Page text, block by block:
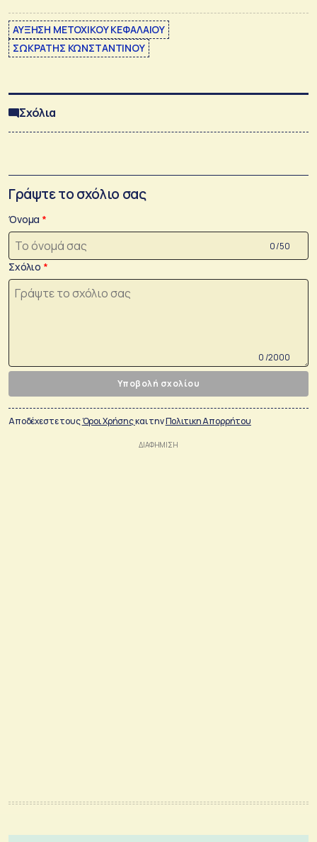
ΑΥΞΗΣΗ ΜΕΤΟΧΙΚΟΥ ΚΕΦΑΛΑΙΟΥ
ΣΩΚΡΑΤΗΣ ΚΩΝΣΤΑΝΤΙΝΟΥ
Σχόλια
Γράψτε το σχόλιο σας
Όνομα
0 /50
Σχόλιο
0 /2000
Υποβολή σχολίου
Αποδέχεστε τουςΌροι Χρήσηςκαι τηνΠολιτικη Απορρήτου